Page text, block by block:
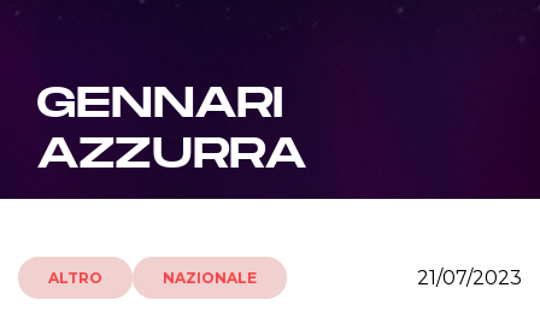
GENNARI
AZZURRA
ALTRO NAZIONALE 21/07/2023